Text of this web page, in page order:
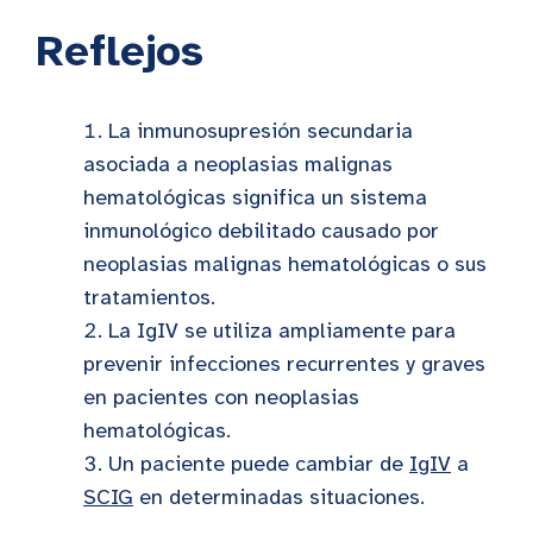
Reflejos
La inmunosupresión secundaria
asociada a neoplasias malignas
hematológicas significa un sistema
inmunológico debilitado causado por
neoplasias malignas hematológicas o sus
tratamientos.
La IgIV se utiliza ampliamente para
prevenir infecciones recurrentes y graves
en pacientes con neoplasias
hematológicas.
Un paciente puede cambiar de IgIV a
SCIG en determinadas situaciones.